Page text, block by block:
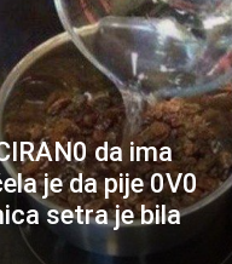
da ima
je da pije 0V0
setra je bila